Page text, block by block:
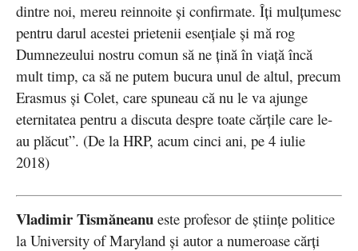
dintre noi, mereu reinnoite și confirmate. Îți mulțumesc
pentru darul acestei prietenii esențiale și mă rog
Dumnezeului nostru comun să ne țină în viață încă
mult timp, ca să ne putem bucura unul de altul, precum
Erasmus și Colet, care spuneau că nu le va ajunge
eternitatea pentru a discuta despre toate cărțile care le-
au plăcut”. (De la HRP, acum cinci ani, pe 4 iulie
2018)
Vladimir Tismăneanu este profesor de științe politice
la University of Maryland și autor a numeroase cărți